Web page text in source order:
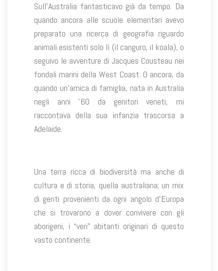
Sull’Australia fantasticavo già da tempo. Da
quando ancora alle scuole elementari avevo
preparato una ricerca di geografia riguardo
animali esistenti solo lì (il canguro, il koala), o
seguivo le avventure di Jacques Cousteau nei
fondali marini della West Coast. O ancora, da
quando un’amica di famiglia, nata in Australia
negli anni ’60 da genitori veneti, mi
raccontava della sua infanzia trascorsa a
Adelaide.
Una terra ricca di biodiversità ma anche di
cultura e di storia, quella australiana; un mix
di genti provenienti da ogni angolo d’Europa
che si trovarono a dover convivere con gli
aborigeni, i “veri” abitanti originari di questo
vasto continente.